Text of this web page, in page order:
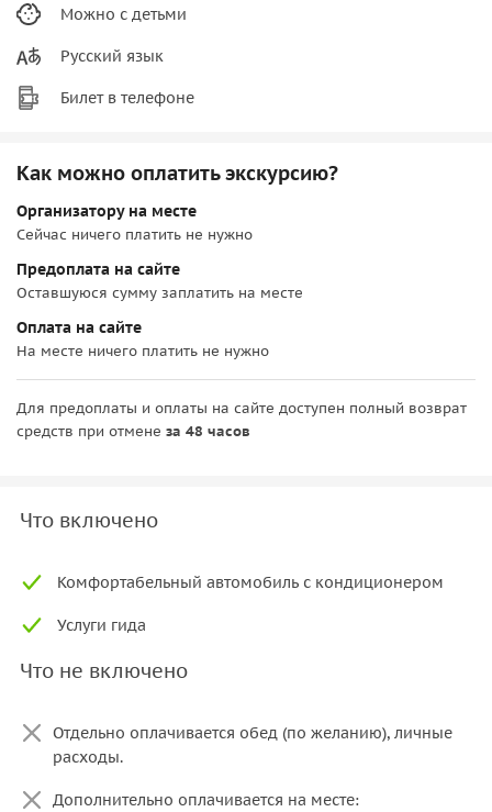
Можно с детьми
Русский язык
Билет в телефоне
Как можно оплатить экскурсию?
Организатору на месте
Сейчас ничего платить не нужно
Предоплата на сайте
Оставшуюся сумму заплатить на месте
Оплата на сайте
На месте ничего платить не нужно
Для предоплаты и оплаты на сайте доступен полный возврат
средств при отмене за 48 часов
Что включено
‎ Комфортабельный автомобиль с кондиционером
‎ Услуги гида
Что не включено
Отдельно оплачивается обед (по желанию), личные
расходы.
Дополнительно оплачивается на месте: